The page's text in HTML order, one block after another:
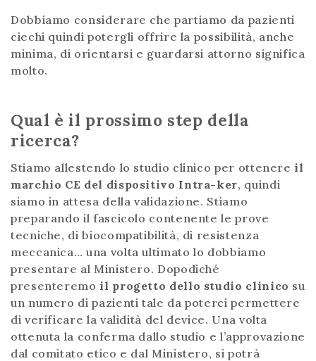
Dobbiamo considerare che partiamo da pazienti
ciechi quindi potergli offrire la possibilità, anche
minima, di orientarsi e guardarsi attorno significa
molto.
Qual è il prossimo step della
ricerca?
Stiamo allestendo lo studio clinico per ottenere il
marchio CE del dispositivo Intra-ker, quindi
siamo in attesa della validazione. Stiamo
preparando il fascicolo contenente le prove
tecniche, di biocompatibilità, di resistenza
meccanica… una volta ultimato lo dobbiamo
presentare al Ministero. Dopodiché
presenteremo il progetto dello studio clinico su
un numero di pazienti tale da poterci permettere
di verificare la validità del device. Una volta
ottenuta la conferma dallo studio e l’approvazione
dal comitato etico e dal Ministero, si potrà